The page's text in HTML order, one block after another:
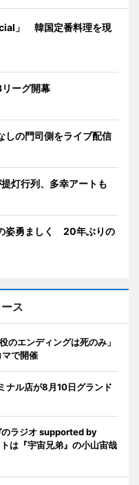
」 韓国定番料理を現
ーグ開幕
しの門司側をライブ配信
灯行列、多幸アートも
姿勇ましく 20年ぶりの
ス
のエンディングは死のみ」
で開催
ナル店が8月10日グランド
のラジオ supported by
は『宇宙兄弟』の小山宙哉